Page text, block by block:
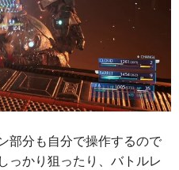
部分も自分で操作するので
っかり狙ったり、バトルレ